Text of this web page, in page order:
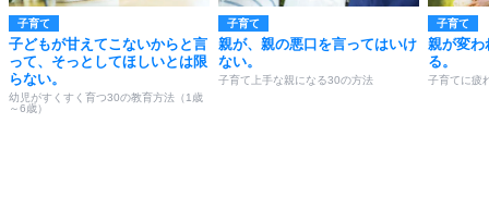
子育て
子どもが甘えてこないからと言
って、そっとしてほしいとは限
らない。
幼児がすくすく育つ30の教育方法（1歳
～6歳）
子育て
親が、親の悪口を言ってはいけ
ない。
子育て上手な親になる30の方法
子育て
親が変わ
る。
子育てに疲